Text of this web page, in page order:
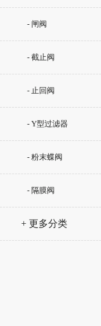
- 闸阀
- 截止阀
- 止回阀
- Y型过滤器
- 粉末蝶阀
- 隔膜阀
+ 更多分类